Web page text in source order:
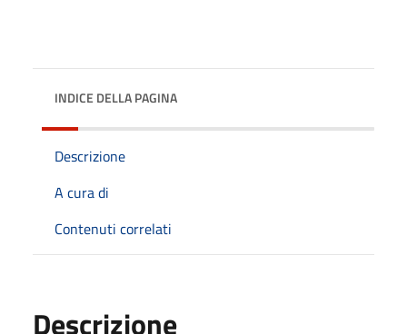
INDICE DELLA PAGINA
Descrizione
A cura di
Contenuti correlati
Descrizione